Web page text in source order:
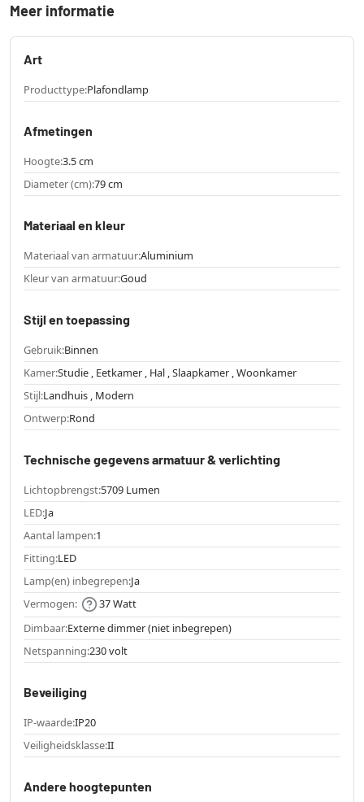
Meer informatie
Art
Producttype:Plafondlamp
Afmetingen
Hoogte:3.5 cm
Diameter (cm):79 cm
Materiaal en kleur
Materiaal van armatuur:Aluminium
Kleur van armatuur:Goud
Stijl en toepassing
Gebruik:Binnen
Kamer:Studie , Eetkamer , Hal , Slaapkamer , Woonkamer
Stijl:Landhuis , Modern
Ontwerp:Rond
Technische gegevens armatuur & verlichting
Lichtopbrengst:5709 Lumen
LED:Ja
Aantal lampen:1
Fitting:LED
Lamp(en) inbegrepen:Ja
Vermogen:
37 Watt
Dimbaar:Externe dimmer (niet inbegrepen)
Netspanning:230 volt
Beveiliging
IP-waarde:IP20
Veiligheidsklasse:II
Andere hoogtepunten